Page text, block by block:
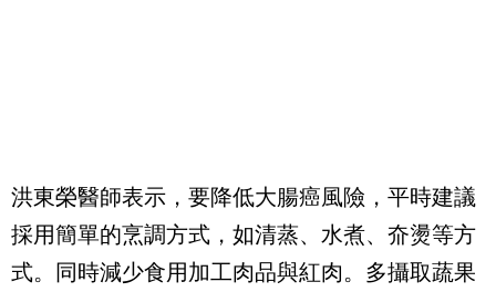
洪東榮醫師表示，要降低大腸癌風險，平時建議
採用簡單的烹調方式，如清蒸、水煮、夼燙等方
式。同時減少食用加工肉品與紅肉。多攝取蔬果